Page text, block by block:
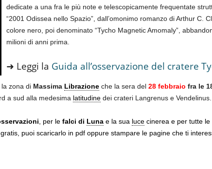
dedicate a una fra le più note e telescopicamente frequentate
“2001 Odissea nello Spazio”, dall’omonimo romanzo di Arthur C.
colore nero, poi denominato “Tycho Magnetic Amomaly”,
milioni di anni prima.
➜ Leggi la Guida all’osservazione del cratere
zona di Massima Librazioneche la sera del 28 febbraio fra le
a sud alla medesima latitudinedei crateri Langrenus e Vendelinus.
, per le falci di Lunae la sua lucecinerea e per tutte le
puoi scaricarlo in pdf oppure stampare le pagine che ti